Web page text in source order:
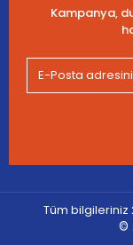
Kampanya,
Tüm bilgileriniz
©